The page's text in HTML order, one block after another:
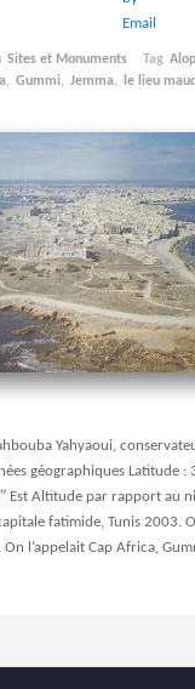
Sites et Monuments Tag
, Gummi, Jemma, le lieu
Yahyaoui,
géographiques Latitude :
Est Altitude par rapport au
fatimide, Tunis 2003.
l’appelait Cap Africa,